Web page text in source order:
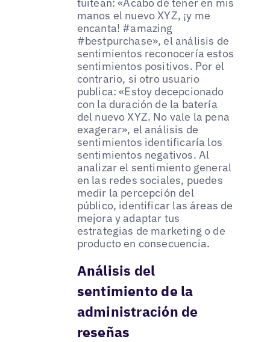
tuitean: «Acabo de tener en mis
manos el nuevo XYZ, ¡y me
encanta! #amazing
#bestpurchase», el análisis de
sentimientos reconocería estos
sentimientos positivos. Por el
contrario, si otro usuario
publica: «Estoy decepcionado
con la duración de la batería
del nuevo XYZ. No vale la pena
exagerar», el análisis de
sentimientos identificaría los
sentimientos negativos. Al
analizar el sentimiento general
en las redes sociales, puedes
medir la percepción del
público, identificar las áreas de
mejora y adaptar tus
estrategias de marketing o de
producto en consecuencia.
Análisis del
sentimiento de la
administración de
reseñas